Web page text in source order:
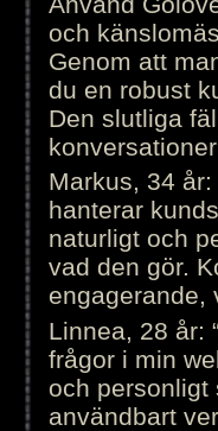
och
Genom att
du en robust
Den slutliga
Markus, 34
hanterar
naturligt och
vad den gör.
engagerande,
Linnea, 28 år:
frågor i min
och personligt
användbart